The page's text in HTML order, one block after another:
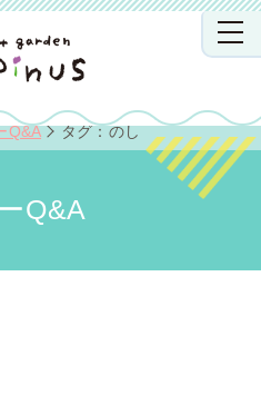
Q&A タグ：のし
Q&A